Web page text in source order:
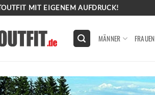
MIT EIGENEM AUFDRUCK!
MÄNNER FRAUEN